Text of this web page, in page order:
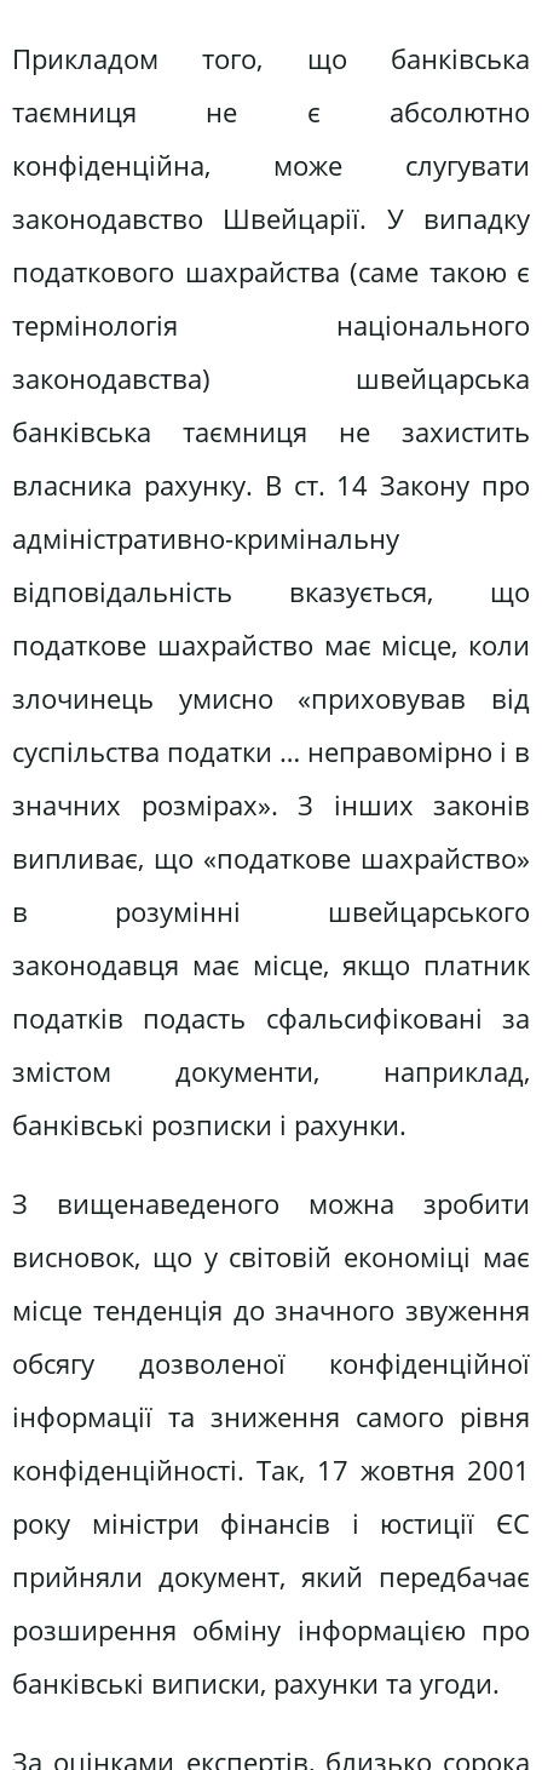
Прикладом того, що банківська
таємниця не є абсолютно
конфіденційна, може слугувати
законодавство Швейцарії. У випадку
податкового шахрайства (саме такою є
термінологія національного
законодавства) швейцарська
банківська таємниця не захистить
власника рахунку. В ст. 14 Закону про
адміністративно-кримінальну
відповідальність вказується, що
податкове шахрайство має місце, коли
злочинець умисно «приховував від
суспільства податки … неправомірно і в
значних розмірах». З інших законів
випливає, що «податкове шахрайство»
в розумінні швейцарського
законодавця має місце, якщо платник
податків подасть сфальсифіковані за
змістом документи, наприклад,
банківські розписки і рахунки.
З вищенаведеного можна зробити
висновок, що у світовій економіці має
місце тенденція до значного звуження
обсягу дозволеної конфіденційної
інформації та зниження самого рівня
конфіденційності. Так, 17 жовтня 2001
року міністри фінансів і юстиції ЄС
прийняли документ, який передбачає
розширення обміну інформацією про
банківські виписки, рахунки та угоди.